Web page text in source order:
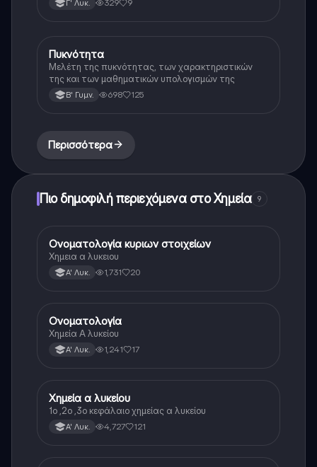
Γ' Λυκ. 329 9
Φυσική
Πυκνότητα
Μελέτη της πυκνότητας, των χαρακτηριστικών
της και των μαθηματικών υπολογισμών της
Β' Γυμν. 698 125
Περισσότερα
Πιο δημοφιλή περιεχόμενα στο Χημεία 9
Χημεία
Ονοματολογία κυριων στοιχείων
Χημεια α λυκειου
Α' Λυκ. 1,731 20
Χημεία
Ονοματολογία
Χημεία Α λυκείου
Α' Λυκ. 1,241 17
Χημεία
Χημεία α λυκείου
1ο ,2ο ,3ο κεφάλαιο χημείας α λυκείου
Α' Λυκ. 4,727 121